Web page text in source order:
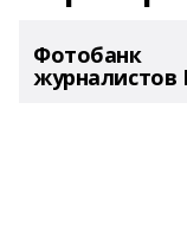
Фотобанк
журналистов